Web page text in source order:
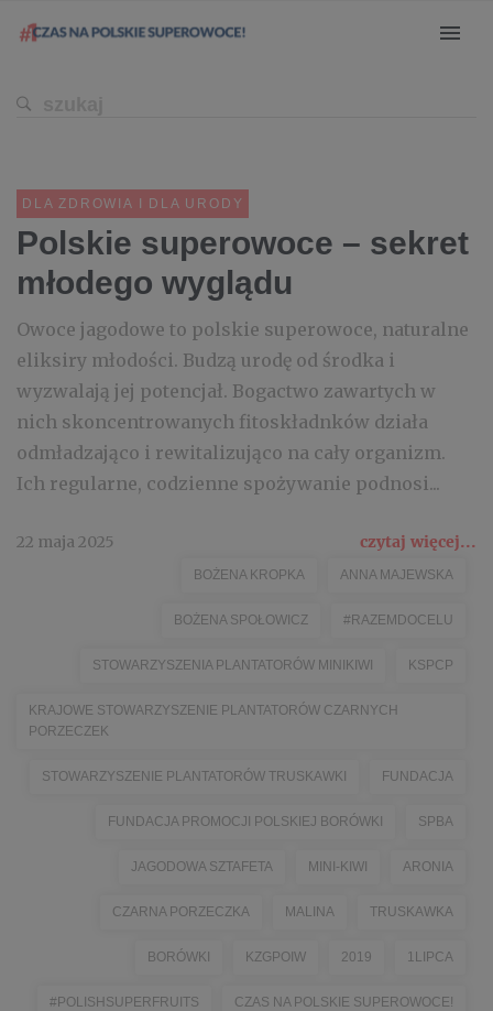
DLA ZDROWIA I DLA URODY
Polskie superowoce – sekret
młodego wyglądu
Owoce jagodowe to polskie superowoce, naturalne
eliksiry młodości. Budzą urodę od środka i
wyzwalają jej potencjał. Bogactwo zawartych w
nich skoncentrowanych fitoskładnków działa
odmładzająco i rewitalizująco na cały organizm.
Ich regularne, codzienne spożywanie podnosi...
22 maja 2025 czytaj więcej...
BOŻENA KROPKA ANNA MAJEWSKA
BOŻENA SPOŁOWICZ #RAZEMDOCELU
STOWARZYSZENIA PLANTATORÓW MINIKIWI KSPCP
KRAJOWE STOWARZYSZENIE PLANTATORÓW CZARNYCH
PORZECZEK
STOWARZYSZENIE PLANTATORÓW TRUSKAWKI FUNDACJA
FUNDACJA PROMOCJI POLSKIEJ BORÓWKI SPBA
JAGODOWA SZTAFETA MINI-KIWI ARONIA
CZARNA PORZECZKA MALINA TRUSKAWKA
BORÓWKI KZGPOIW 2019 1LIPCA
#POLISHSUPERFRUITS CZAS NA POLSKIE SUPEROWOCE!